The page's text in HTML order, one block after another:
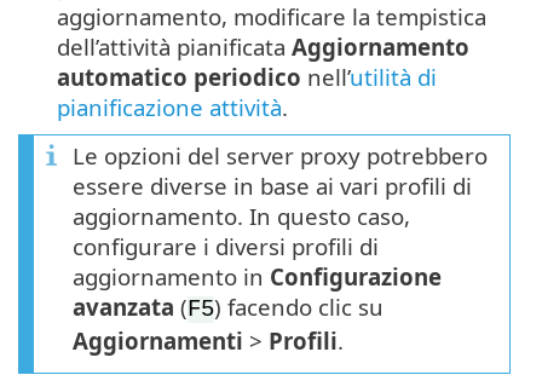
aggiornamento, modificare la tempistica
dell’attività pianificata Aggiornamento
automatico periodico nell’utilità di
pianificazione attività.
Le opzioni del server proxy potrebbero
essere diverse in base ai vari profili di
aggiornamento. In questo caso,
configurare i diversi profili di
aggiornamento in Configurazione
avanzata (F5) facendo clic su
Aggiornamenti > Profili.